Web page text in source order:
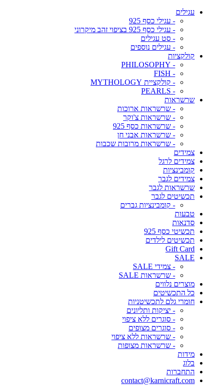
עגילים
- עגילי כסף 925
- עגילי כסף 925 בציפוי זהב מיקרוני
- סט עגילים
- עגילים נוספים
קולקציות
- PHILOSOPHY
- FISH
- קולקציית MYTHOLOGY
- PEARLS
שרשראות
- שרשראות ארוכות
- שרשראות צ'וקר
- שרשראות כסף 925
- שרשראות אבני חן
- שרשראות מרובות שכבות
צמידים
צמידים לרגל
קומבינציות
צמידים לגבר
שרשראות לגבר
תכשיטים לגבר
- קומבינציות גברים
טבעות
סדנאות
תכשיטי כסף 925
תכשיטים לילדים
Gift Card
SALE
- צמידי SALE
- שרשראות SALE
מוצרים נלווים
כל התכשיטים
חומרי גלם לתכשיטניות
- יציקות ותליונים
- סוגרים ללא ציפוי
- סוגרים מצופים
- שרשראות ללא ציפוי
- שרשראות מצופות
מידות
בלוג
התחברות
contact@karnicraft.com